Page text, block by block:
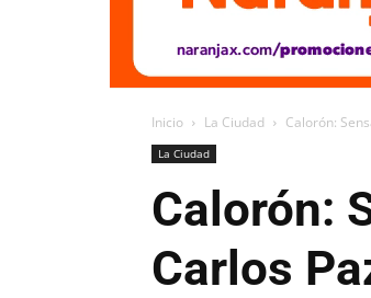
Inicio La Ciudad Calorón:
La Ciudad
Calorón:
Carlos